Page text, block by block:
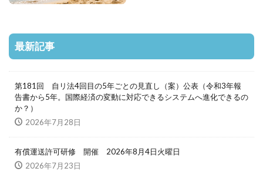
最新記事
第181回 自リ法4回目の5年ごとの見直し（案）公表（令和3年報
告書から5年。国際経済の変動に対応できるシステムへ進化できるの
か？）
2026年7月28日
有償運送許可研修 開催 2026年8月4日火曜日
2026年7月23日